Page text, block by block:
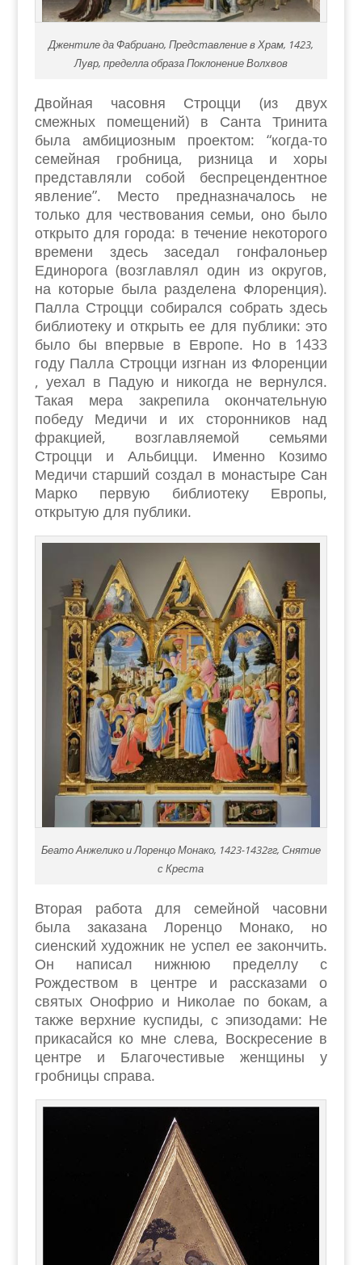
Джентиле да Фабриано, Представление в Храм, 1423,
Лувр, пределла образа Поклонение Волхвов
Двойная часовня Строцци (из двух
смежных помещений) в Санта Тринита
была амбициозным проектом: “когда-то
семейная гробница, ризница и хоры
представляли собой беспрецендентное
явление”. Место предназначалось не
только для чествования семьи, оно было
открыто для города: в течение некоторого
времени здесь заседал гонфалоньер
Единорога (возглавлял один из округов,
на которые была разделена Флоренция).
Палла Строцци собирался собрать здесь
библиотеку и открыть ее для публики: это
было бы впервые в Европе. Но в 1433
году Палла Строцци изгнан из Флоренции
, уехал в Падую и никогда не вернулся.
Такая мера закрепила окончательную
победу Медичи и их сторонников над
фракцией, возглавляемой семьями
Строцци и Альбицци. Именно Козимо
Медичи старший создал в монастыре Сан
Марко первую библиотеку Европы,
открытую для публики.
Беато Анжелико и Лоренцо Монако, 1423-1432гг, Снятие
с Креста
Вторая работа для семейной часовни
была заказана Лоренцо Монако, но
сиенский художник не успел ее закончить.
Он написал нижнюю пределлу с
Рождеством в центре и рассказами о
святых Онофрио и Николае по бокам, а
также верхние куспиды, с эпизодами: Не
прикасайся ко мне слева, Воскресение в
центре и Благочестивые женщины у
гробницы справа.